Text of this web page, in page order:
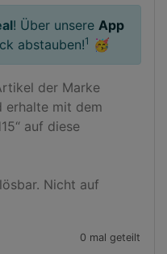
! Über unsere App
abstauben!1 🥳
der Marke
erhalte mit dem
auf diese
Nicht auf
0 mal geteilt